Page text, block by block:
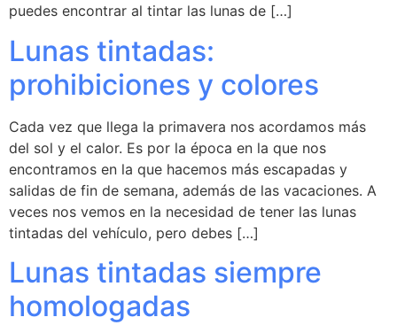
puedes encontrar al tintar las lunas de […]
Lunas tintadas:
prohibiciones y colores
Cada vez que llega la primavera nos acordamos más
del sol y el calor. Es por la época en la que nos
encontramos en la que hacemos más escapadas y
salidas de fin de semana, además de las vacaciones. A
veces nos vemos en la necesidad de tener las lunas
tintadas del vehículo, pero debes […]
Lunas tintadas siempre
homologadas